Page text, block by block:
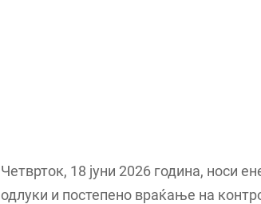
Четврток, 18 јуни 2026 година, носи
одлуки и постепено враќање на